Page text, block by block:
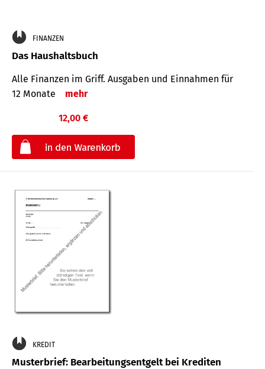
FINANZEN
Das Haushaltsbuch
Alle Finanzen im Griff. Aus­gaben und Ein­nahmen für
12 Monate
mehr
12,00 €
KREDIT
Musterbrief: Bearbeitungsentgelt bei Krediten